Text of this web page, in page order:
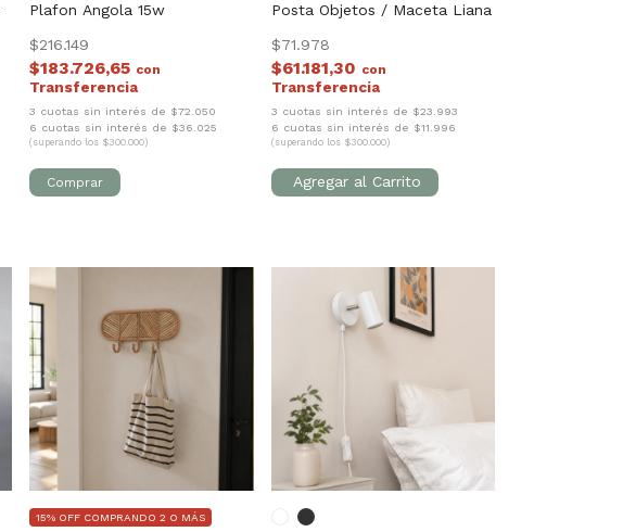
Plafon Angola 15w
$216.149
$183.726,65 con
3 cuotas sin interés de $72.050
6 cuotas sin interés de $36.025
(superando los $300.000)
Posta Objetos / Maceta Liana
$71.978
$61.181,30 con
3 cuotas sin interés de $23.993
6 cuotas sin interés de $11.996
(superando los $300.000)
15% OFF COMPRANDO 2 O MÁS